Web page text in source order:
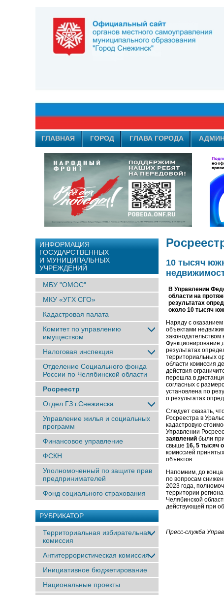
ГЛАВНАЯ ГОРОД ГЛАВА ГОРОДА
ИНФОРМАЦИЯ
ГОСУДАРСТВЕННЫХ
И МУНИЦИПАЛЬНЫХ
УЧРЕЖДЕНИЙ
МБУ "ОМОС"
МКУ «УГХ СГО»
Кадастровая палата
Комитет по управлению
имуществом
Налоговая инспекция
Отделение Социального фонда
России по Челябинской области
Росреестр
Отдел ГЗ г.Снежинска
Управление жилья и социальных
программ
Финансовое управление
ФСКН
Уполномоченный по защите прав
предпринимателей
Фонд социального страхования
РУБРИКАТОР
Территориальная избирательная
комиссия
Антитеррористическая комиссия
Инициативное бюджетирование
Национальные проекты
10 тысяч
В Управлении
области на
результатах
около 10 тысяч
Наряду с оказанием
объектами
Функционирование
результатах
территориальных
области комиссия
действия
перешла в
согласных с
установлена по
о результатах
Следует сказать,
Росреестра в
кадастровую
Управлении
заявлений были
свыше 16, 5 тысяч
комиссией
объектов.
Напомним, до
по вопросам
2023 года,
территории
Челябинской
действующей при
Пресс-служба